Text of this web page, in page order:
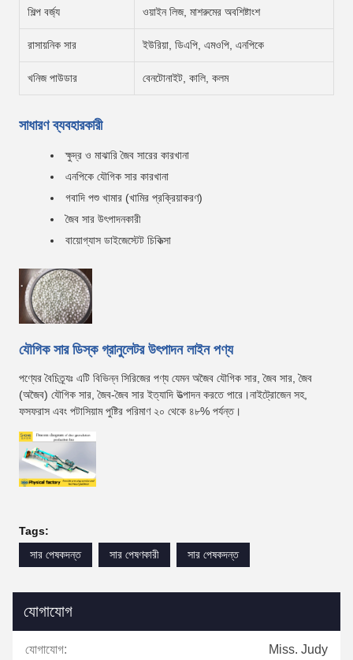
শিল্প বর্জ্য ওয়াইন লিজ, মাশরুমের অবশিষ্টাংশ
রাসায়নিক সার ইউরিয়া, ডিএপি, এমওপি, এনপিকে
খনিজ পাউডার বেনটোনাইট, কালি, কলম
সাধারণ ব্যবহারকারী
ক্ষুদ্র ও মাঝারি জৈব সারের কারখানা
এনপিকে যৌগিক সার কারখানা
গবাদি পশু খামার (খামির প্রক্রিয়াকরণ)
জৈব সার উৎপাদনকারী
বায়োগ্যাস ডাইজেস্টেট চিকিত্সা
যৌগিক সার ডিস্ক গ্রানুলেটর উৎপাদন লাইন পণ্য
পণ্যের বৈচিত্র্যঃ এটি বিভিন্ন সিরিজের পণ্য যেমন অজৈব যৌগিক সার, জৈব সার, জৈব
(অজৈব) যৌগিক সার, জৈব-জৈব সার ইত্যাদি উত্পাদন করতে পারে।নাইট্রোজেন সহ,
ফসফরাস এবং পটাসিয়াম পুষ্টির পরিমাণ ২০ থেকে ৪৮% পর্যন্ত।
Tags:
সার পেষকদন্ত
সার পেষণকারী সার পেষকদন্ত
যোগাযোগ
যোগাযোগ: Miss. Judy